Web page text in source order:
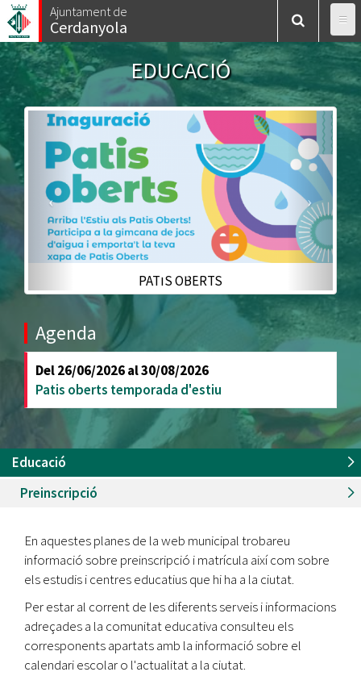
Vés
al
contingut
Ajuntament de
Cerdanyola
EDUCACIÓ
PATIS OBERTS
Previous Next
Agenda
Del26/06/2026al30/08/2026
Patis oberts temporada d'estiu
Educació
Preinscripció
En aquestes planes de la web municipal trobareu
informació sobre preinscripció i matrícula així com sobre
els estudis i centres educatius que hi ha a la ciutat.
Per estar al corrent de les diferents serveis i informacions
adreçades a la comunitat educativa consulteu els
corresponents apartats amb la informació sobre el
calendari escolar o l'actualitat a la ciutat.